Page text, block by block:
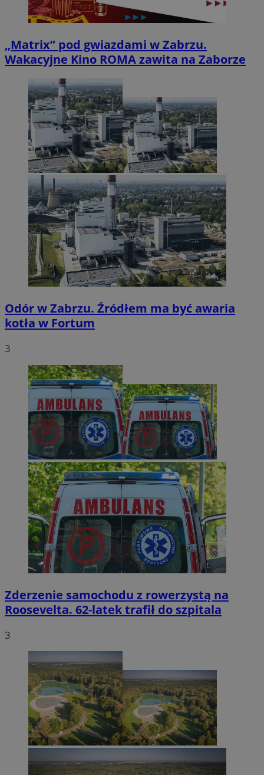
„Matrix” pod gwiazdami w Zabrzu.
Wakacyjne Kino ROMA zawita na Zaborze
Odór w Zabrzu. Źródłem ma być awaria
kotła w Fortum
3
Zderzenie samochodu z rowerzystą na
Roosevelta. 62-latek trafił do szpitala
3